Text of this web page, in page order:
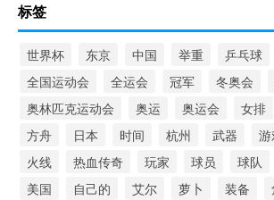
标签
世界杯 东京 中国 举重 乒乓球
全国运动会
全运会 冠军 冬奥会
奥林匹克运动会
奥运 奥运会 女排
方舟
日本 时间 杭州 武器
火线
热血传奇 玩家 球员 球队
美国
自己的 艾尔 萝卜 装备